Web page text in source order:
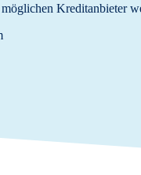
Kreditanbieter